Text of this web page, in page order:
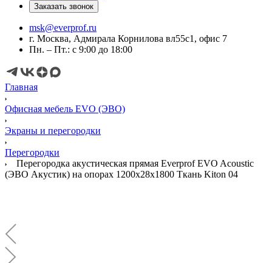
Заказать звонок
msk@everprof.ru
г. Москва, Адмирала Корнилова вл55с1, офис 7
Пн. – Пт.: с 9:00 до 18:00
Главная
Офисная мебель EVO (ЭВО)
Экраны и перегородки
Перегородки
Перегородка акустическая прямая Everprof EVO Acoustic
(ЭВО Акустик) на опорах 1200х28х1800 Ткань Kiton 04